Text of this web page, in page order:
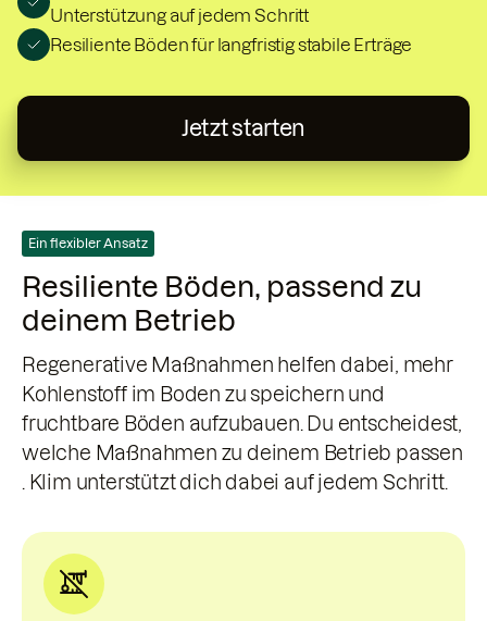
Unterstützung auf jedem Schritt
Resiliente Böden für langfristig stabile Erträge
Jetzt starten
Ein flexibler Ansatz
Resiliente Böden, passend zu
deinem Betrieb
Regenerative Maßnahmen helfen dabei, mehr
Kohlenstoff im Boden zu speichern und
fruchtbare Böden aufzubauen. Du entscheidest,
welche Maßnahmen zu deinem Betrieb passen
. Klim unterstützt dich dabei auf jedem Schritt.